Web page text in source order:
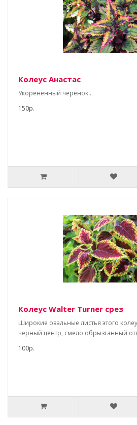
Колеус Анастас
Укорененный черенок..
150р.
Колеус Walter Turner срез
Широкие овальные листья этого
черный центр, смело обрызганный
100р.